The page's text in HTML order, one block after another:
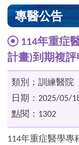
專醫公告
114年重症
計畫)到期複
類別：訓練醫院
日期：2025/05/
點閱：1302
114年重症醫學專